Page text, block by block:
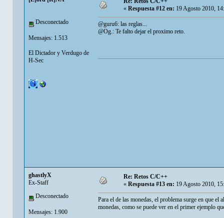
Desconectado
Mensajes: 1.513
El Dictador y Verdugo de
H-Sec
«Respuesta #12 en:19 Agosto 2010,
@guru6: las reglas...
@Og.: Te falto dejar el proximo reto.
ghastlyX
Ex-Staff
Desconectado
Mensajes: 1.900
Re: Retos C/C++
« Respuesta #13 en: 19 Agosto 2010,
Para el de las monedas, el problema surge en que
monedas, como se puede ver en el primer ejemplo